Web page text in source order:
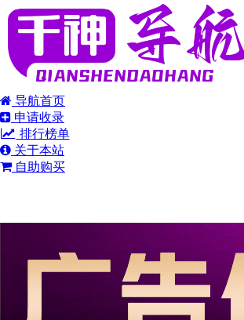
导航首页
申请收录
排行榜单
关于本站
自助购买